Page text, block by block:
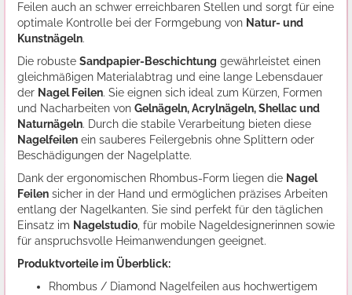
Feilen auch an schwer erreichbaren Stellen und sorgt für eine
optimale Kontrolle bei der Formgebung von Natur- und
Kunstnägeln.
Die robuste Sandpapier-Beschichtung gewährleistet einen
gleichmäßigen Materialabtrag und eine lange Lebensdauer
der Nagel Feilen. Sie eignen sich ideal zum Kürzen, Formen
und Nacharbeiten von Gelnägeln, Acrylnägeln, Shellac und
Naturnägeln. Durch die stabile Verarbeitung bieten diese
Nagelfeilen ein sauberes Feilergebnis ohne Splittern oder
Beschädigungen der Nagelplatte.
Dank der ergonomischen Rhombus-Form liegen die Nagel
Feilen sicher in der Hand und ermöglichen präzises Arbeiten
entlang der Nagelkanten. Sie sind perfekt für den täglichen
Einsatz im Nagelstudio , für mobile Nageldesignerinnen sowie
für anspruchsvolle Heimanwendungen geeignet.
Produktvorteile im Überblick:
Rhombus / Diamond Nagelfeilen aus hochwertigem